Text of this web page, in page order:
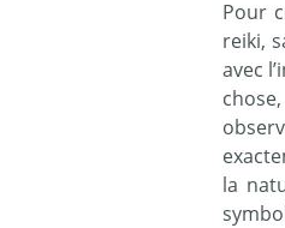
Pour
reiki,
avec
la